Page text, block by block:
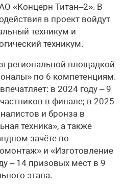
«Концерн Титан–2». В
в проект войдут
техникум и
техникум.
региональной площадкой
по 6 компетенциям.
в 2024 году – 9
в финале; в 2025
и бронза в
техника», а также
зачёте по
и «Изготовление
– 14 призовых мест в 9
этапа.